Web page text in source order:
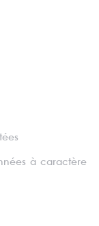
à caractère